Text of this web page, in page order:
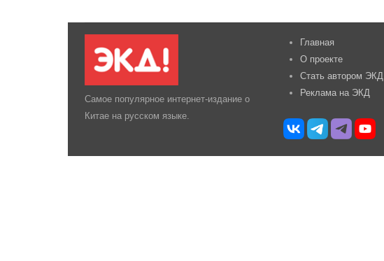
Самое популярное интернет-издание о
Китае на русском языке.
Главная
О проекте
Стать автором ЭКД
Реклама на ЭКД